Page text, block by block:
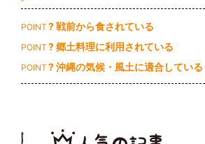
POINT ? 戦前から食されている
POINT ? 郷土料理に利用されている
POINT ? 沖縄の気候・風土に適合している